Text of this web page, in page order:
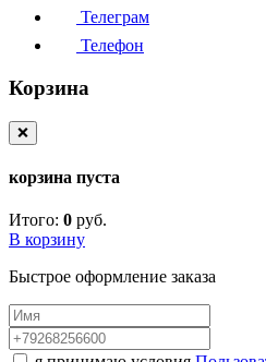
Телеграм
Телефон
Корзина
❌
корзина пуста
Итого: 0 руб.
В корзину
Быстрое оформление заказа